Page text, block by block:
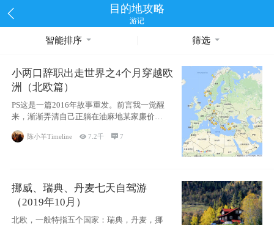
目的地攻略
游记
智能排序 筛选
小两口辞职出走世界之4个月穿越欧
洲（北欧篇）
PS这是一篇2016年故事重发。前言我一觉醒
来，渐渐弄清自己正躺在油麻地某家廉价宾
馆
陈小羊Timeline 7.2千 7
挪威、瑞典、丹麦七天自驾游
（2019年10月）
北欧，一般特指五个国家：瑞典，丹麦，挪